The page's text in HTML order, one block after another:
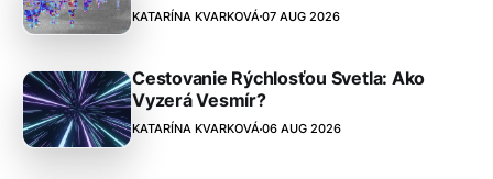
KATARÍNA KVARKOVÁ07 AUG 2026
Cestovanie Rýchlosťou Svetla: Ako
Vyzerá Vesmír?
KATARÍNA KVARKOVÁ06 AUG 2026